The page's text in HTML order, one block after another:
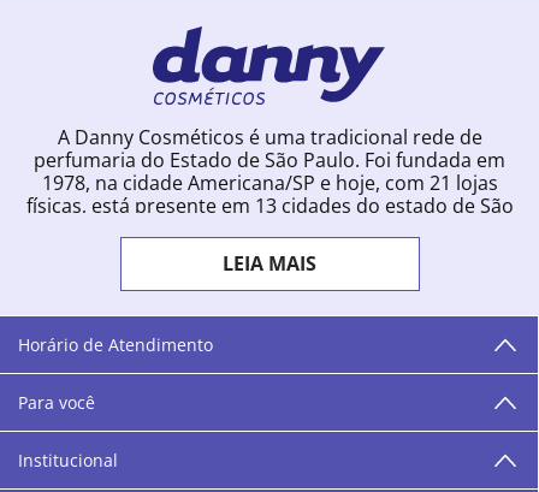
A Danny Cosméticos é uma tradicional rede de
perfumaria do Estado de São Paulo. Foi fundada em
1978, na cidade Americana/SP e hoje, com 21 lojas
físicas, está presente em 13 cidades do estado de São
começou a vender para todo o território brasileiro.
Com uma infinidade de marcas e a filosofia de vender
produtos que vão do popular ao luxo, a Danny
Cosméticos mantém parceria com aproximadamente
300 grandes fornecedores e lançamentos diários na
área de beleza. São 12 centros técnicos que oferecem
programação semanal de cursos e encontros.
“O varejo corre nas nossas veias como nossos valores
LEIA MAIS
Horário de Atendimento
Para você
Institucional